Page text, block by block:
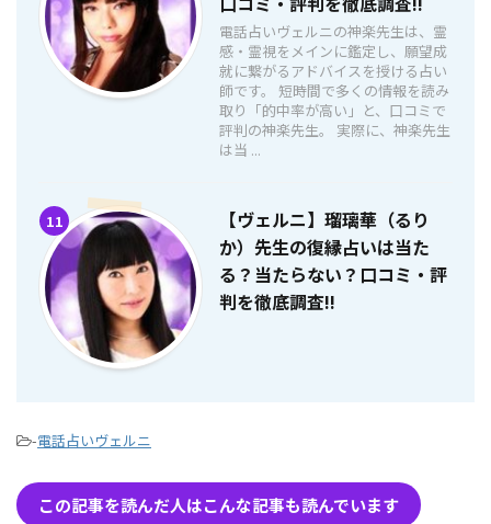
電話占いヴェルニの神楽先生は、霊
感・霊視をメインに鑑定し、願望成
就に繋がるアドバイスを授ける占い
師です。 短時間で多くの情報を読み
取り「的中率が高い」と、口コミで
評判の神楽先生。 実際に、神楽先生
は当 ...
11
【ヴェルニ】瑠璃華（るり
か）先生の復縁占いは当た
る？当たらない？口コミ・評
判を徹底調査!!
-電話占いヴェルニ
この記事を読んだ人はこんな記事も読んでいます